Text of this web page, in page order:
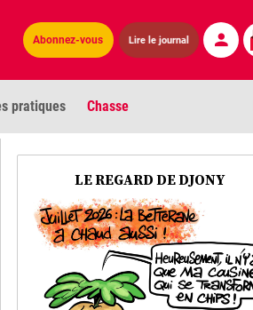
Abonnez-vous Lire le journal
pratiques Chasse
PLUS
Anciens numéros
Biocarburants
Environnement
LE REGARD DE DJONY